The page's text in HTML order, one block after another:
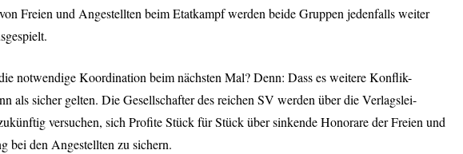
Freien und Angestellten beim Etatkampf werden beide Gruppen jedenfalls weiter
notwendige Koordination beim nächsten Mal? Denn: Dass es weitere Konflik-
als sicher gelten. Die Gesellschafter des reichen SV werden über die Verlagslei-
versuchen, sich Profite Stück für Stück über sinkende Honorare der Freien und
bei den Angestellten zu sichern.